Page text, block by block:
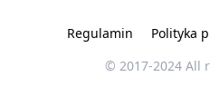
Regulamin Polityka
© 2017-2024 All